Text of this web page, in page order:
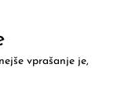
vprašanje je,